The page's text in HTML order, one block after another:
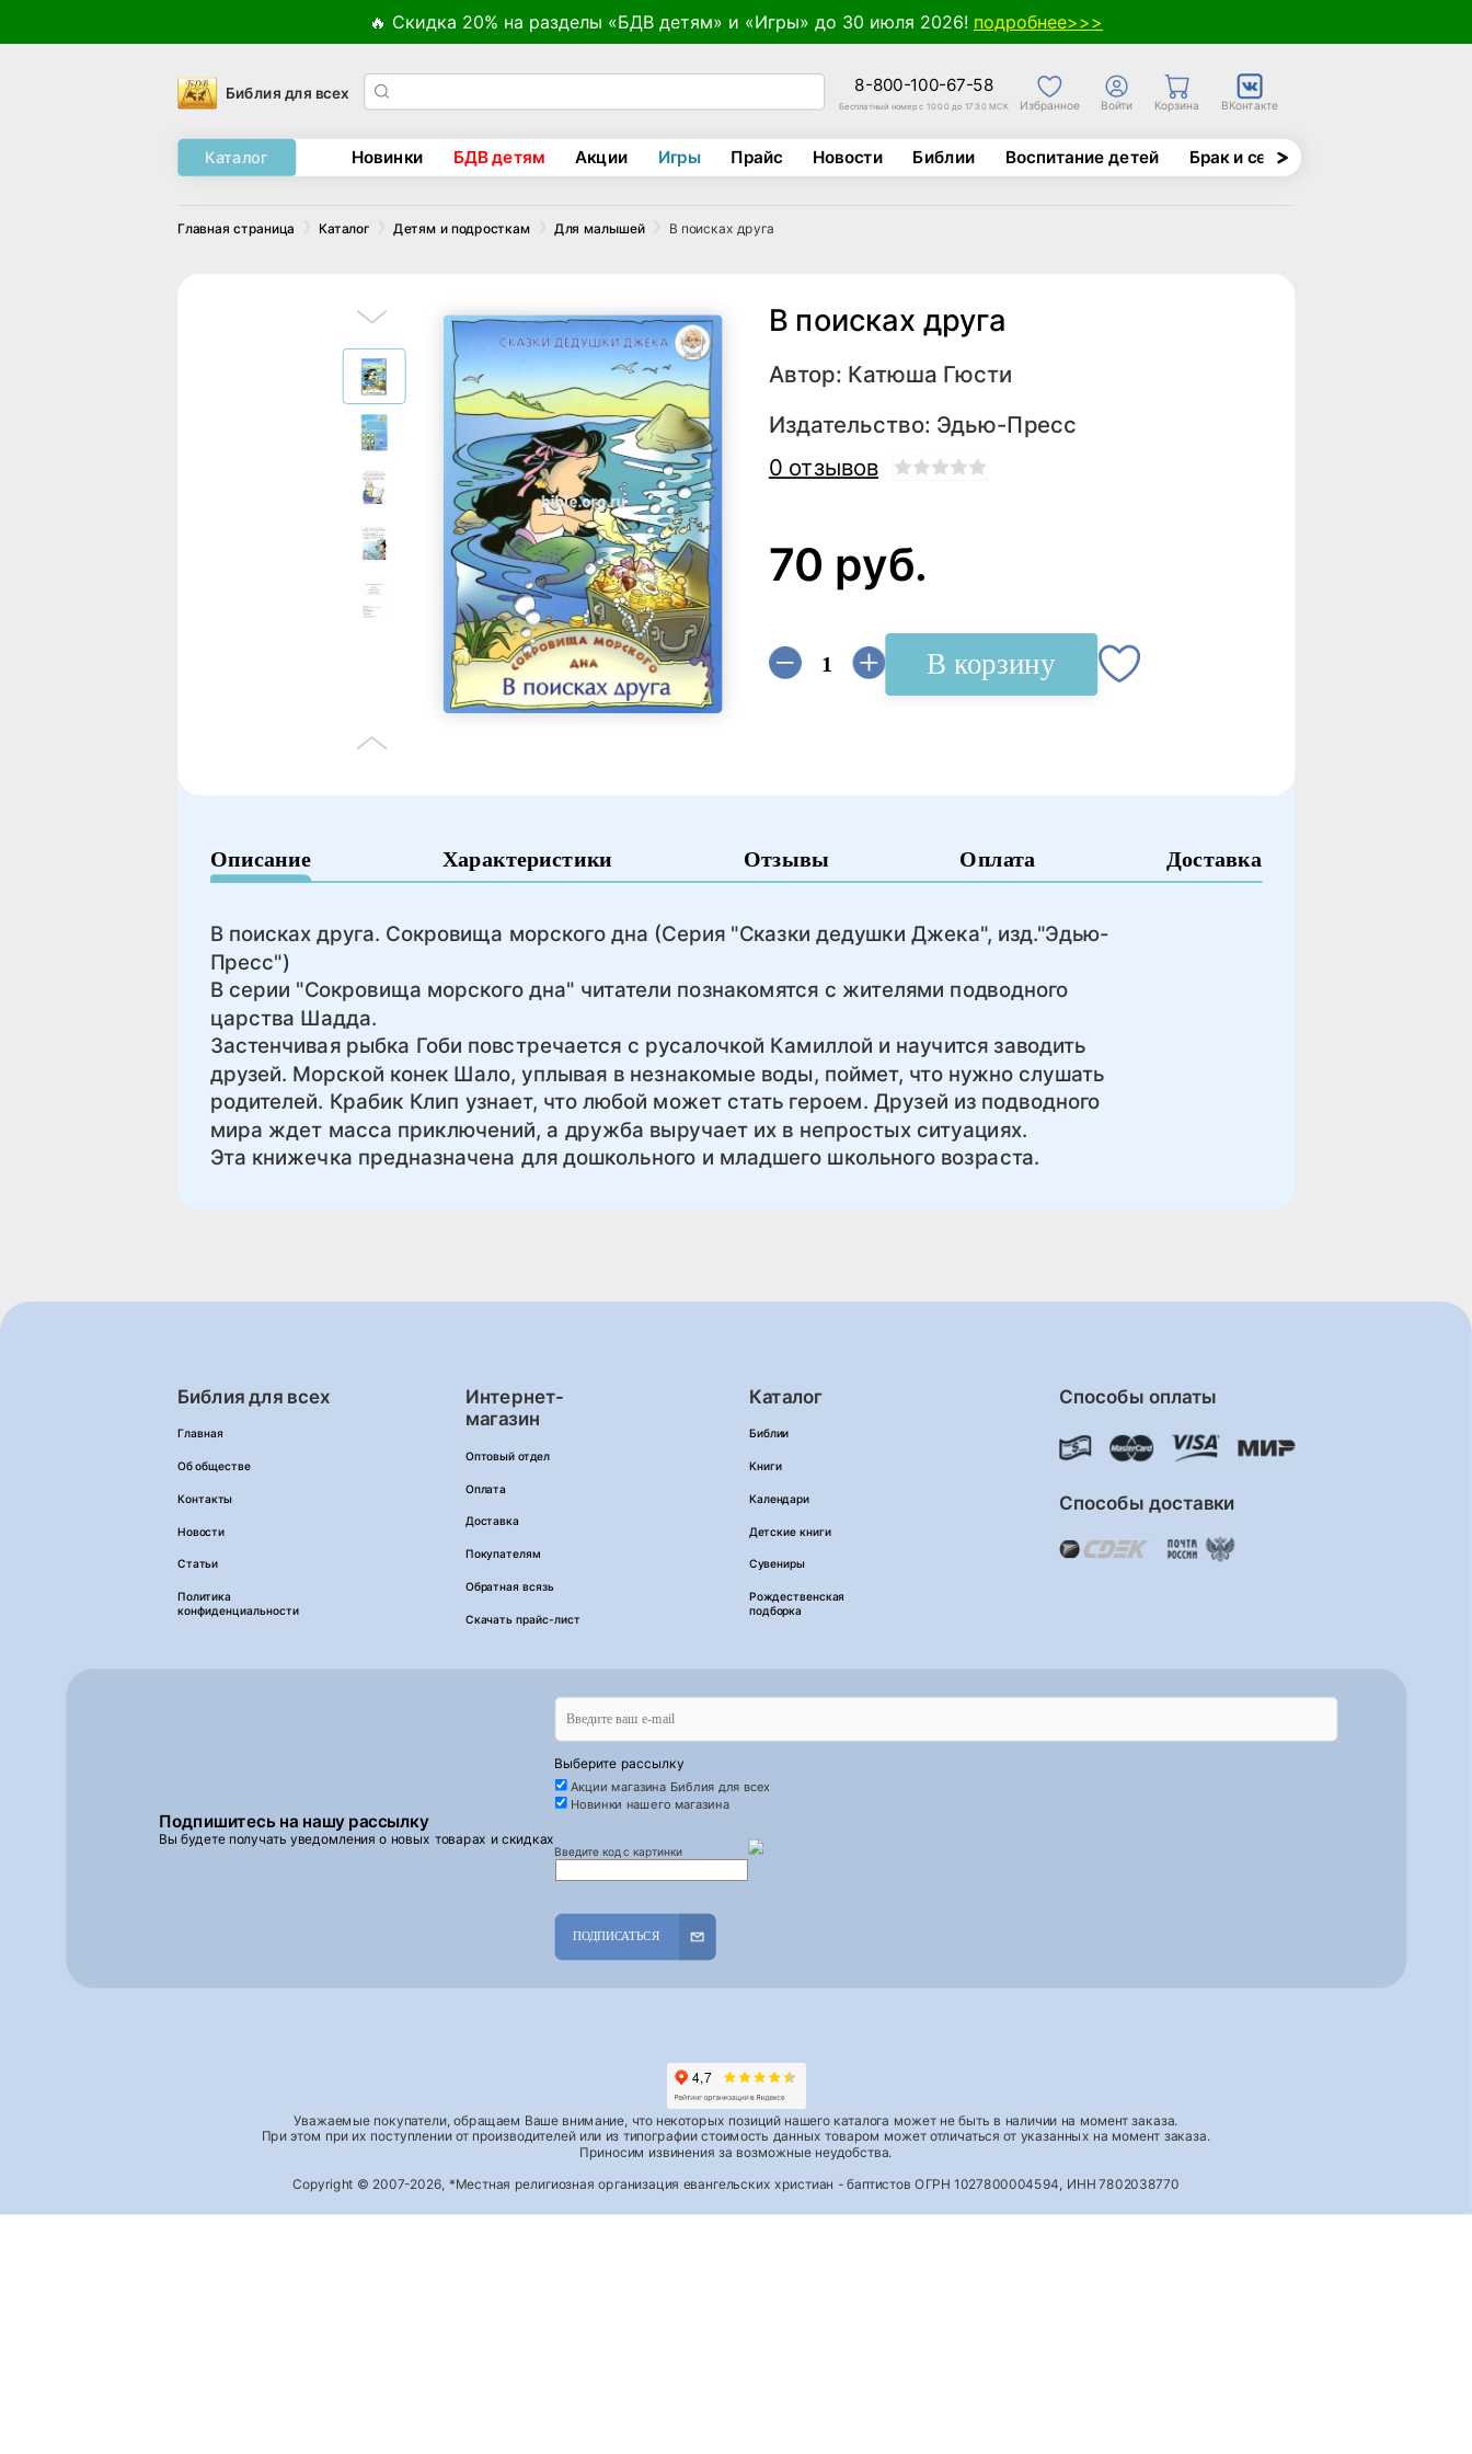
🔥 Скидка 20% на разделы «БДВ детям» и «Игры» до 30 июля 2026! подробнее>>>
Библия для всех 8-800-100-67-58
Бесплатный номер с 10:00 до 17:30 МСК Избранное Войти Корзина ВКонтакте
Каталог Новинки БДВ детям Акции Игры Прайс Новости Библии Воспитание детей Брак и семья
Главная страница Каталог Детям и подросткам Для малышей В поисках друга
В поисках друга
Автор: Катюша Гюсти
Издательство: Эдью-Пресс
0 отзывов
70 руб.
В корзину
Описание Характеристики Отзывы Оплата Доставка
В поисках друга. Сокровища морского дна (Серия "Сказки дедушки Джека", изд."Эдью-
Пресс")
В серии "Сокровища морского дна" читатели познакомятся с жителями подводного
царства Шадда.
Застенчивая рыбка Гоби повстречается с русалочкой Камиллой и научится заводить
друзей. Морской конек Шало, уплывая в незнакомые воды, поймет, что нужно слушать
родителей. Крабик Клип узнает, что любой может стать героем. Друзей из подводного
мира ждет масса приключений, а дружба выручает их в непростых ситуациях.
Эта книжечка предназначена для дошкольного и младшего школьного возраста.
Библия для всех
Главная
Об обществе
Контакты
Новости
Статьи
Политика
конфиденциальности
Интернет-
магазин
Оптовый отдел
Оплата
Доставка
Покупателям
Обратная всязь
Скачать прайс-лист
Каталог
Библии
Книги
Календари
Детские книги
Сувениры
Рождественская
подборка
Способы оплаты
Способы доставки
Подпишитесь на нашу рассылку
Вы будете получать уведомления о новых товарах и скидках
Выберите рассылку
Акции магазина Библия для всех
Новинки нашего магазина
Введите код с картинки
ПОДПИСАТЬСЯ
Уважаемые покупатели, обращаем Ваше внимание, что некоторых позиций нашего каталога может не быть в наличии на момент заказа.
При этом при их поступлении от производителей или из типографии стоимость данных товаром может отличаться от указанных на момент заказа.
Приносим извинения за возможные неудобства.
Copyright © 2007-2026, *Местная религиозная организация евангельских христиан - баптистов ОГРН 1027800004594, ИНН 7802038770